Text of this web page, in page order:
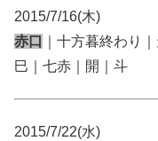
2015/7/16(木)
赤口
｜十方暮終わり
巳｜七赤｜開｜斗
2015/7/22(水)